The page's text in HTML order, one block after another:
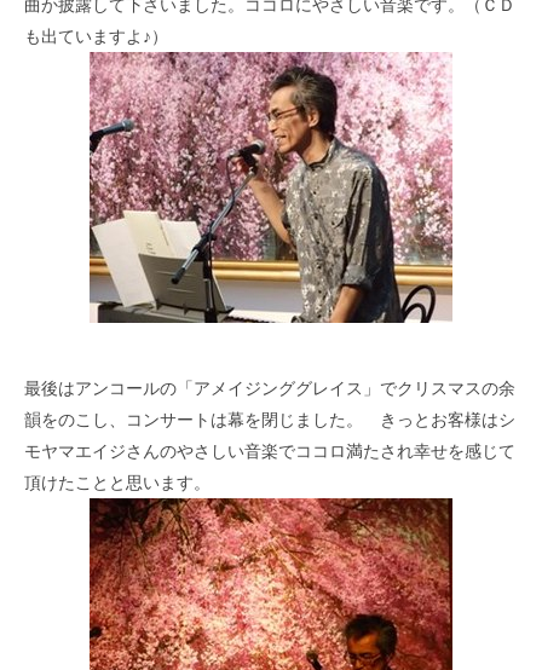
曲か披露して下さいました。ココロにやさしい音楽です。（ＣＤ
も出ていますよ♪）
最後はアンコールの「アメイジンググレイス」でクリスマスの余
韻をのこし、コンサートは幕を閉じました。 きっとお客様はシ
モヤマエイジさんのやさしい音楽でココロ満たされ幸せを感じて
頂けたことと思います。